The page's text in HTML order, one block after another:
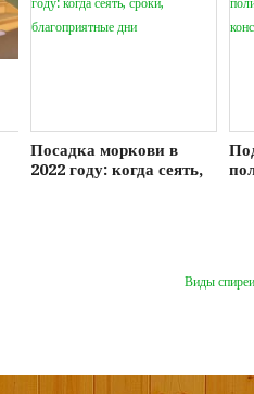
Посадка моркови в
2022 году: когда сеять,
Виды